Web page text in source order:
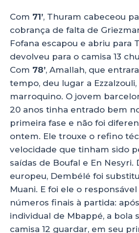
Com 71’, Thuram cabeceou
cobrança de falta de
Fofana escapou e abriu para
devolveu para o camisa 13
Com 78’, Amallah, que
tempo, deu lugar a
marroquino. O jovem
20 anos tinha entrado bem
primeira fase e não foi
ontem. Ele trouxe o refino
velocidade que tinham sido
saídas de Boufal e En Nesyri.
europeu, Dembélé foi
Muani. E foi ele o
números finais à partida:
individual de Mbappé, a bola
camisa 12 guardar, em seu